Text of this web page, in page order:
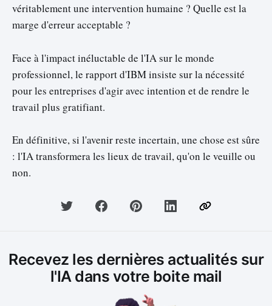
véritablement une intervention humaine ? Quelle est la
marge d'erreur acceptable ?
Face à l'impact inéluctable de l'IA sur le monde
professionnel, le rapport d'IBM insiste sur la nécessité
pour les entreprises d'agir avec intention et de rendre le
travail plus gratifiant.
En définitive, si l'avenir reste incertain, une chose est sûre
: l'IA transformera les lieux de travail, qu'on le veuille ou
non.
Recevez les dernières actualités sur
l'IA dans votre boite mail